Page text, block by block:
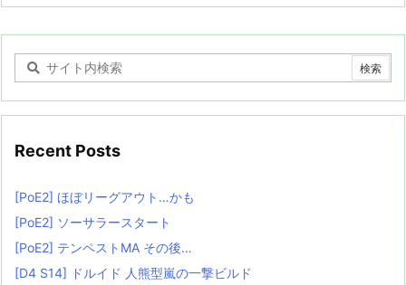
Recent Posts
[PoE2] ほぼリーグアウト…かも
[PoE2] ソーサラースタート
[PoE2] テンペストMA その後…
[D4 S14] ドルイド 人熊型嵐の一撃ビルド